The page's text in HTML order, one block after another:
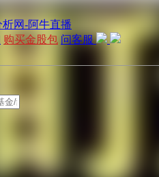
购买金股包 问客服